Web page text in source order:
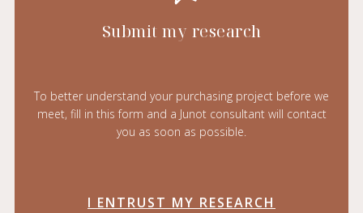
Submit my research
To better understand your purchasing project before we
meet, fill in this form and a Junot consultant will contact
you as soon as possible.
I ENTRUST MY RESEARCH